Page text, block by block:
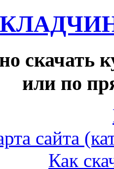
скачать
или по
сайта
Как